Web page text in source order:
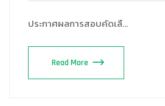
ประกาศผลการสอบคัดเลื…
Read More